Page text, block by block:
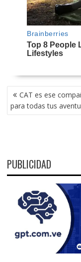
NAVEGACIÓN
DE
ENTRADAS
CAT es ese
para todas tus
PUBLICIDAD